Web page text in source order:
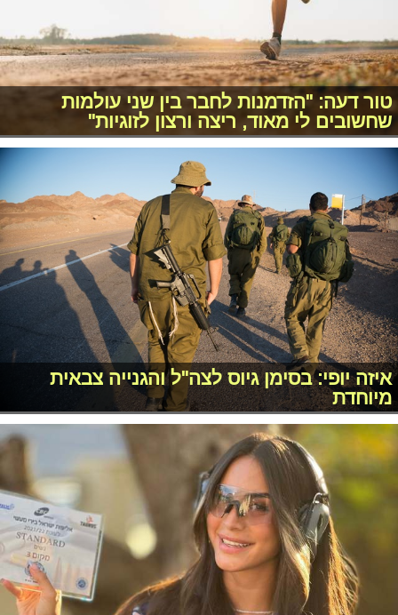
טור דעה: "הזדמנות לחבר בין שני עולמות
שחשובים לי מאוד, ריצה ורצון לזוגיות"
איזה יופי: בסימן גיוס לצה"ל והגנייה צבאית
מיוחדת